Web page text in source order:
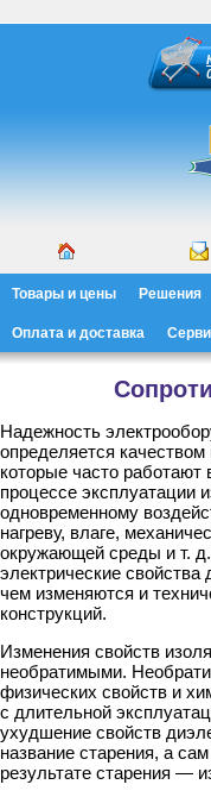
Товары и цены Решения
Оплата и доставка
Надежность
определяется
которые часто работают
процессе эксплуатации
одновременному
нагреву, влаге,
окружающей среды и т.
электрические свойства
чем изменяются и
конструкций.
Изменения свойств
необратимыми.
физических свойств и
с длительной
ухудшение свойств
название старения, а
результате старения —